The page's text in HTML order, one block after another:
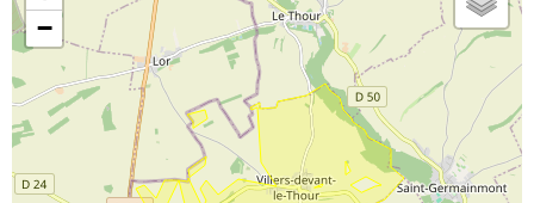
−